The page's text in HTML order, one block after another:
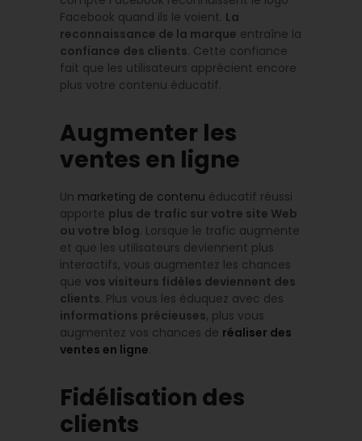
Facebook quand ils le voient. La
reconnaissance de la marque entraîne la
confiance des clients. Cette confiance
fait que les utilisateurs apprécient encore
plus votre contenu éducatif.
Augmenter les
ventes en ligne
Un marketing de contenu éducatif réussi
apporte plus de trafic sur votre site Web
ou votre blog. Lorsque le trafic augmente
et que les utilisateurs deviennent plus
interactifs, vous augmentez les chances
que vos visiteurs fidèles deviennent des
clients. Plus vous les éduquez avec des
informations précieuses, plus vous
augmentez vos chances de réaliser des
ventes en ligne.
Fidélisation des
clients